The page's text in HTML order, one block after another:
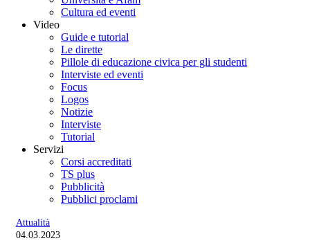
Cultura ed eventi
Video
Guide e tutorial
Le dirette
Pillole di educazione civica per gli studenti
Interviste ed eventi
Focus
Logos
Notizie
Interviste
Tutorial
Servizi
Corsi accreditati
TS plus
Pubblicità
Pubblici proclami
Attualità
04.03.2023